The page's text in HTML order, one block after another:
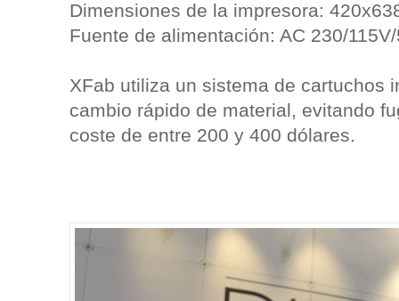
Dimensiones de la impresora:
Fuente de alimentación: AC 230/
XFab utiliza un sistema de cartuchos
cambio rápido de material, evitando
coste de entre 200 y 400 dólares.